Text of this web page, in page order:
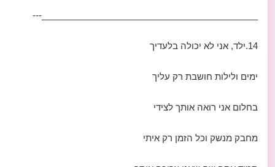
____________________________________________---
14.ילד, אני לא יכולה בלעדיך
ימים ולילות חושבת רק עליך
בחלום אני רואה אותך לצידי
מחבק מנשק וכל הזמן רק איתי